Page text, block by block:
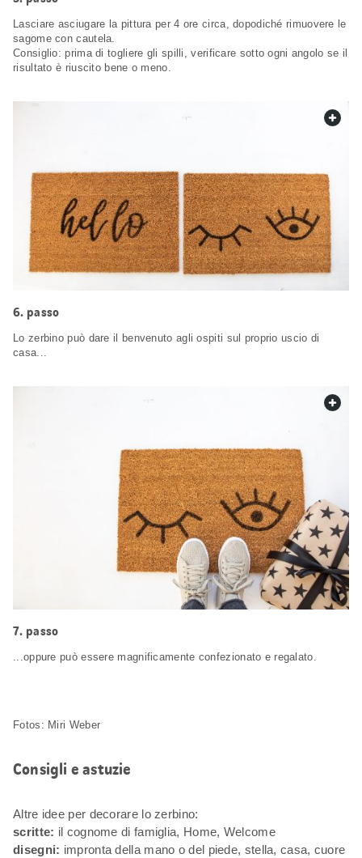
Lasciare asciugare la pittura per 4 ore circa, dopodiché rimuovere le
sagome con cautela.
Consiglio: prima di togliere gli spilli, verificare sotto ogni angolo se il
risultato è riuscito bene o meno.
passo
Lo zerbino può dare il benvenuto agli ospiti sul proprio uscio di
casa...
passo
...oppure può essere magnificamente confezionato e regalato.
Fotos: Miri Weber
Consigli e astuzie
Altre idee per decorare lo zerbino:
scritte: il cognome di famiglia, Home, Welcome
disegni: impronta della mano o del piede, stella, casa, cuore